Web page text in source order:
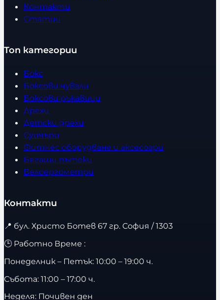
Контакти
Статии
Топ категории
Бокс
Боксови чували
Боксови ръкавици
Дрехи
Детски дрехи
Суичъри
Фитнес оборудване и аксесоари
Бягащи пътеки
Велоергометри
Контакти
📍 бул. Христо Ботев 67 гр. София / 1303
🕒 Работно Време :
Понеделник – Петък: 10:00 – 19:00 ч.
Събота: 11:00 – 17:00 ч.
Неделя: Почивен ден